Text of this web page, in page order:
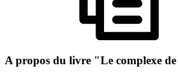
A propos du livre "Le complexe